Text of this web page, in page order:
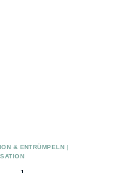
& ENTRÜMPELN |